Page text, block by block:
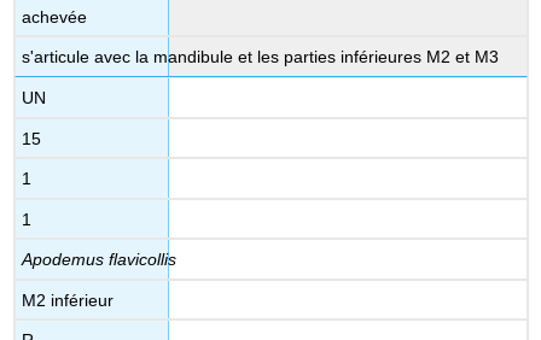
achevée
s'articule avec la mandibule et les parties inférieures M2 et M3
UN
15
1
1
Apodemus flavicollis
M2 inférieur